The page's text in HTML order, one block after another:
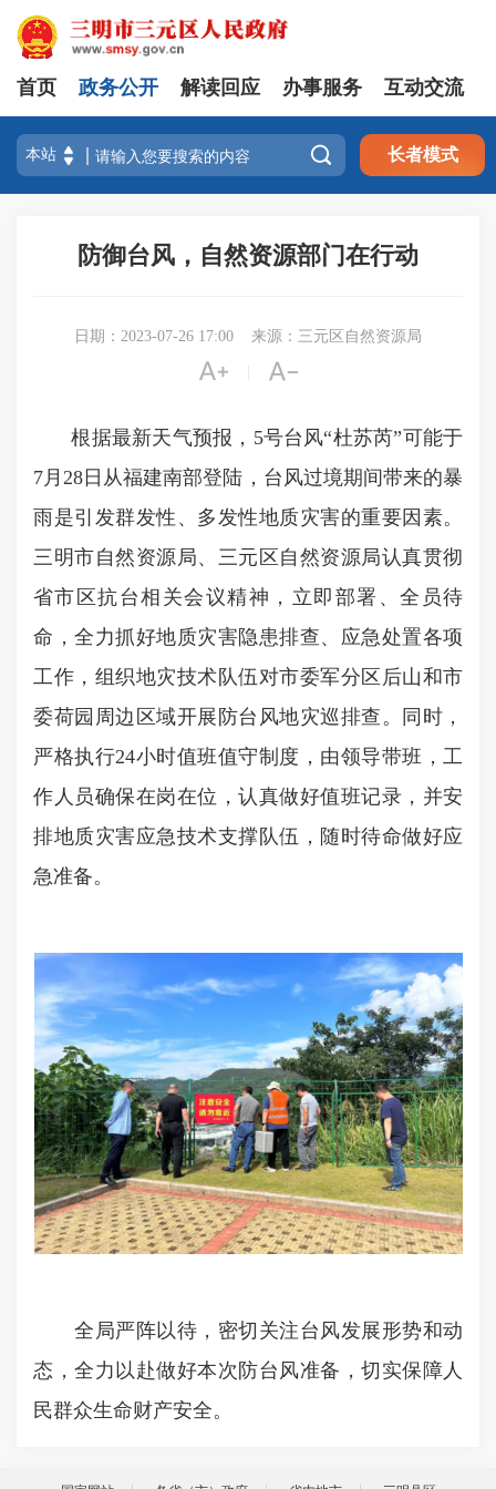
首页 政务公开 解读回应 办事服务 互动交流
 长者模式
防御台风，自然资源部门在行动
日期：2023-07-26 17:00 来源：三元区自然资源局
 
根据最新天气预报，5号台风“杜苏芮”可能于
7月28日从福建南部登陆，台风过境期间带来的暴
雨是引发群发性、多发性地质灾害的重要因素。
三明市自然资源局、三元区自然资源局认真贯彻
省市区抗台相关会议精神，立即部署、全员待
命，全力抓好地质灾害隐患排查、应急处置各项
工作，组织地灾技术队伍对市委军分区后山和市
委荷园周边区域开展防台风地灾巡排查。同时，
严格执行24小时值班值守制度，由领导带班，工
作人员确保在岗在位，认真做好值班记录，并安
排地质灾害应急技术支撑队伍，随时待命做好应
急准备。
全局严阵以待，密切关注台风发展形势和动
态，全力以赴做好本次防台风准备，切实保障人
民群众生命财产安全。